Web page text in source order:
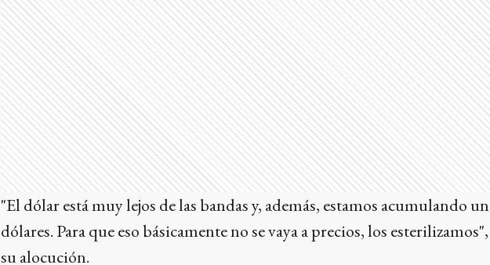
"El dólar está muy lejos de las bandas y, además, estamos acumulando
dólares. Para que eso básicamente no se vaya a precios, los
su alocución.